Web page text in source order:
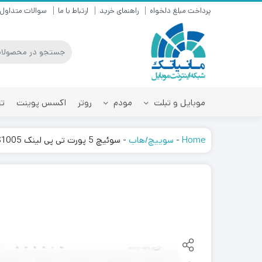
پرداخت مبلغ دلخواه راهنمای خرید ارتباط با ما سوالات متداول
موبایل و تبلت مودم روتر اکسس پوینت
Home
- سوییچ/هاب - سوئیچ 5 پورت تی پی لینک LS1005